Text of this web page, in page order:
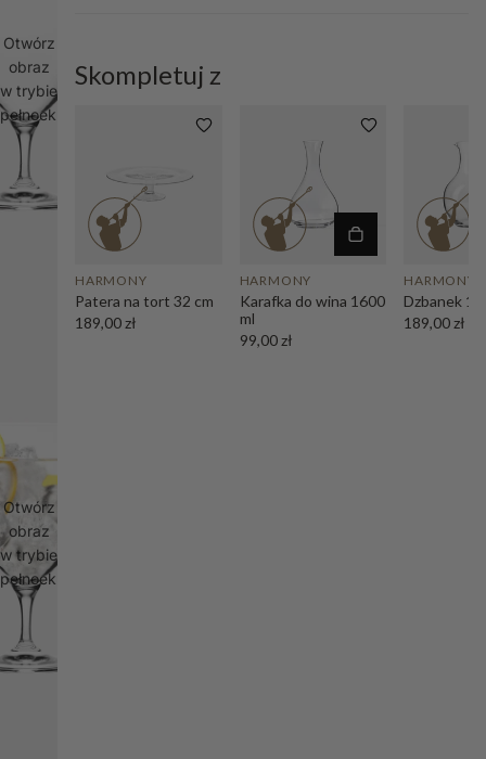
Otwórz
obraz
w trybie
pełnoekranowym
Otwórz
obraz
w trybie
pełnoekranowym
Skompletuj z
HARMONY
Patera na tort 32 cm
189,00 zł
HARMONY
Karafka do wina 1600
ml
99,00 zł
HARMONY
Dzbanek
189,00 zł